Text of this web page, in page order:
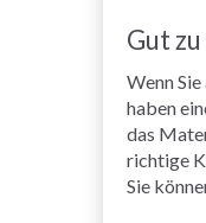
Gut
Wenn
haben
das
richtige
Sie